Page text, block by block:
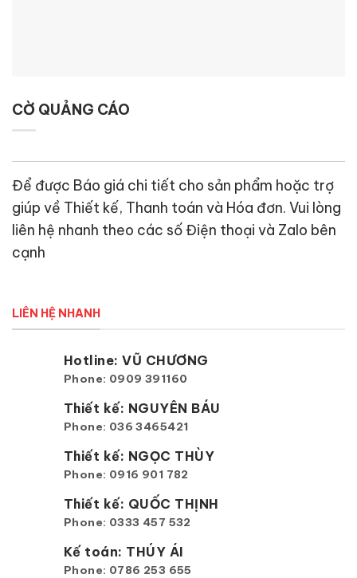
CỜ QUẢNG CÁO
Để được Báo giá chi tiết cho sản phẩm hoặc trợ
giúp về Thiết kế, Thanh toán và Hóa đơn. Vui lòng
liên hệ nhanh theo các số Điện thoại và Zalo bên
cạnh
LIÊN HỆ NHANH
Hotline: VŨ CHƯƠNG
Phone: 0909 391160
Thiết kế: NGUYÊN BÁU
Phone: 036 3465421
Thiết kế: NGỌC THÙY
Phone: 0916 901 782
Thiết kế: QUỐC THỊNH
Phone: 0333 457 532
Kế toán: THÚY ÁI
Phone: 0786 253 655